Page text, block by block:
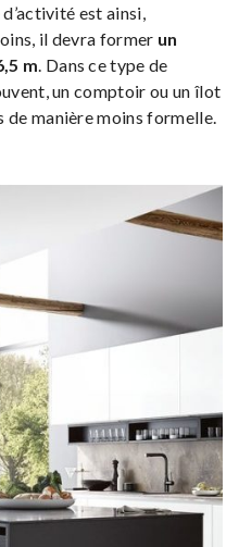
est ainsi,
il devra former un
m Dans ce type de
un comptoir ou un îlot
manière moins formelle.